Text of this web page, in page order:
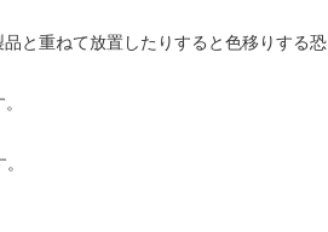
と重ねて放置したりすると色移りする恐